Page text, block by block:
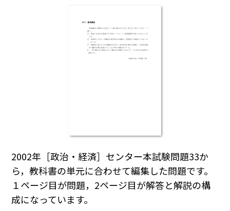
2002年［政治・経済］センター本試験問題33か
ら，教科書の単元に合わせて編集した問題です。
１ページ目が問題，2ページ目が解答と解説の構
成になっています。